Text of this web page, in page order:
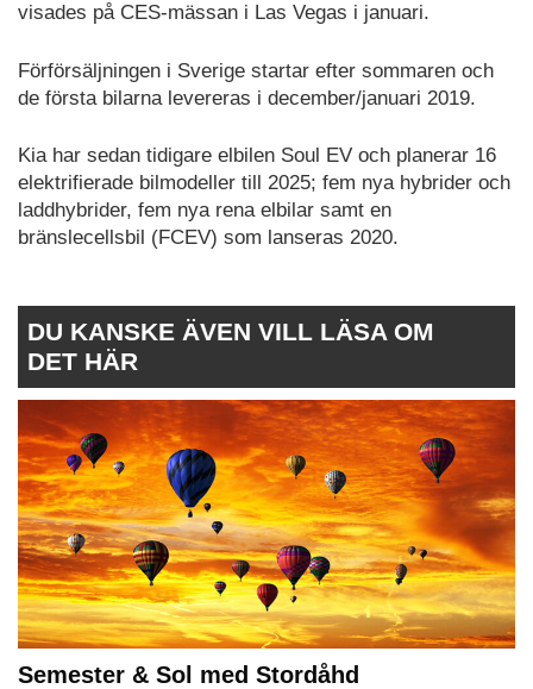
visades på CES-mässan i Las Vegas i januari.
Förförsäljningen i Sverige startar efter sommaren och
de första bilarna levereras i december/januari 2019.
Kia har sedan tidigare elbilen Soul EV och planerar 16
elektrifierade bilmodeller till 2025; fem nya hybrider och
laddhybrider, fem nya rena elbilar samt en
bränslecellsbil (FCEV) som lanseras 2020.
DU KANSKE ÄVEN VILL LÄSA OM
DET HÄR
Semester & Sol med Stordåhd